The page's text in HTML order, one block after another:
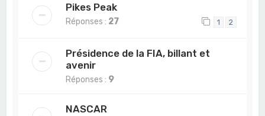
Pikes Peak
Réponses : 27 1 2
Présidence de la FIA, billant et
avenir
Réponses : 9
NASCAR